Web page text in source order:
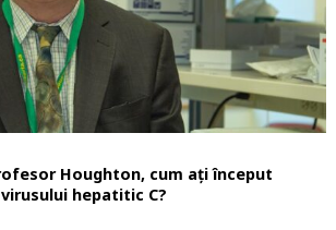
Houghton, cum ați început
hepatitic C?